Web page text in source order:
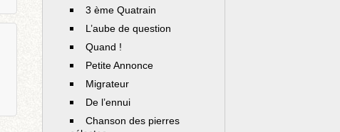
3 ème Quatrain
L’aube de question
Quand !
Petite Annonce
Migrateur
De l’ennui
Chanson des pierres